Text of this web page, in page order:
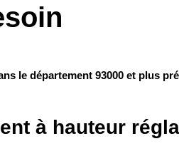
le département 93000 et plus
à hauteur